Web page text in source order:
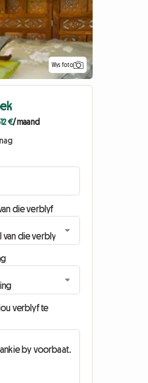
Wys foto
€/ maand
die verblyf
verblyf te